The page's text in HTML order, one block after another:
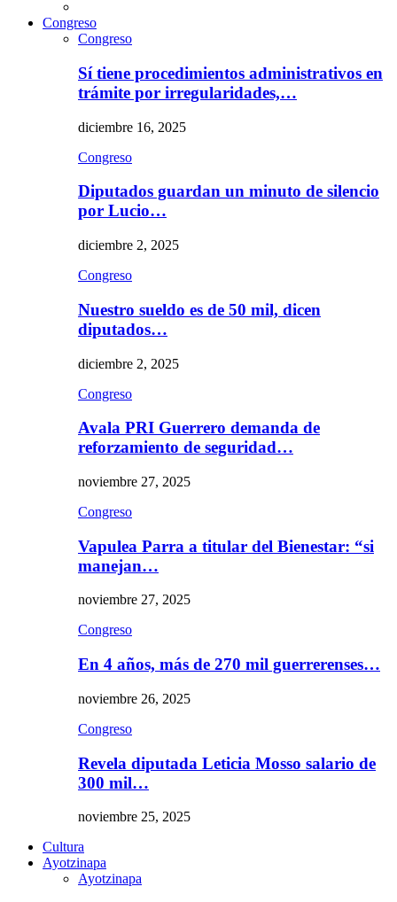
Congreso
Congreso
Sí tiene procedimientos administrativos en
trámite por irregularidades,…
diciembre 16, 2025
Congreso
Diputados guardan un minuto de silencio
por Lucio…
diciembre 2, 2025
Congreso
Nuestro sueldo es de 50 mil, dicen
diputados…
diciembre 2, 2025
Congreso
Avala PRI Guerrero demanda de
reforzamiento de seguridad…
noviembre 27, 2025
Congreso
Vapulea Parra a titular del Bienestar: “si
manejan…
noviembre 27, 2025
Congreso
En 4 años, más de 270 mil guerrerenses…
noviembre 26, 2025
Congreso
Revela diputada Leticia Mosso salario de
300 mil…
noviembre 25, 2025
Cultura
Ayotzinapa
Ayotzinapa